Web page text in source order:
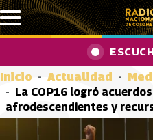
Pasar al contenido principal
Inicio Actualidad
La COP16 logró
afrodescendientes y